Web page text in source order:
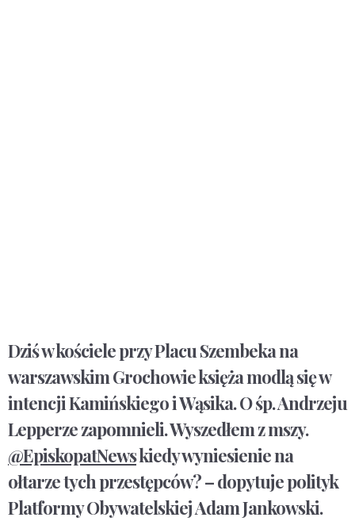
Dziś w kościele przy Placu Szembeka na
warszawskim Grochowie księża modlą się w
intencji Kamińskiego i Wąsika. O śp. Andrzeju
Lepperze zapomnieli. Wyszedłem z mszy.
@EpiskopatNewskiedy wyniesienie na
ołtarze tych przestępców? – dopytuje polityk
Platformy Obywatelskiej Adam Jankowski.